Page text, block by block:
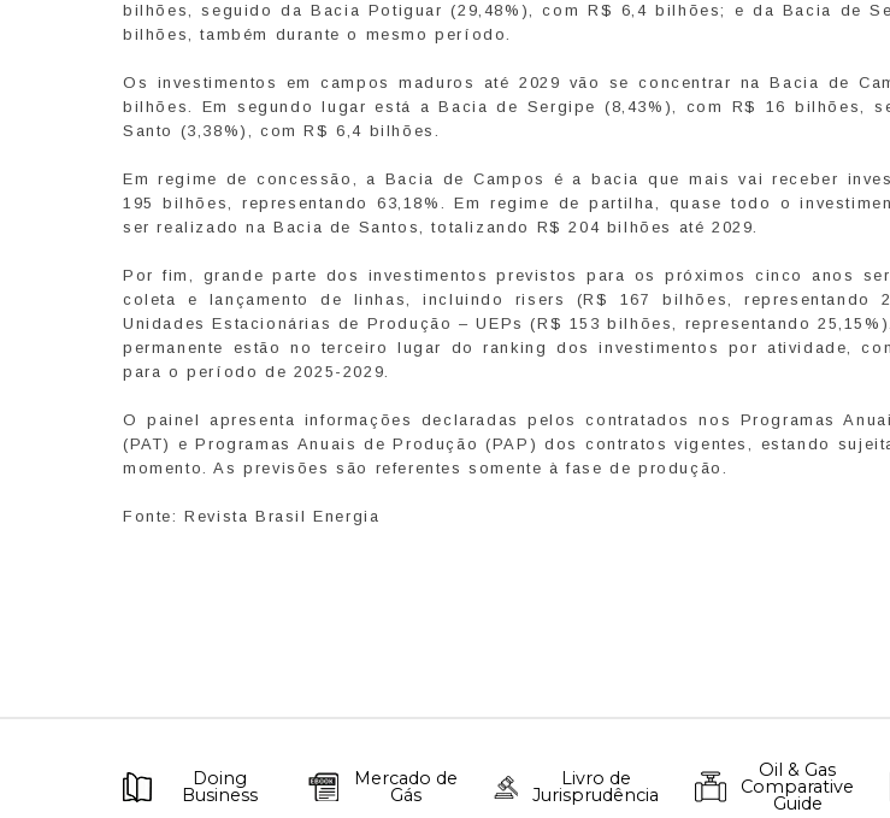
bilhões, seguido da Bacia Potiguar (29,48%), com R$ 6,4 bilhões; e da Bacia de
bilhões, também durante o mesmo período.
Os investimentos em campos maduros até 2029 vão se concentrar na Bacia de
bilhões. Em segundo lugar está a Bacia de Sergipe (8,43%), com R$ 16 bilhões,
Santo (3,38%), com R$ 6,4 bilhões.
Em regime de concessão, a Bacia de Campos é a bacia que mais vai receber
195 bilhões, representando 63,18%. Em regime de partilha, quase todo o
ser realizado na Bacia de Santos, totalizando R$ 204 bilhões até 2029.
Por fim, grande parte dos investimentos previstos para os próximos cinco anos
coleta e lançamento de linhas, incluindo risers (R$ 167 bilhões, representando
Unidades Estacionárias de Produção – UEPs (R$ 153 bilhões, representando
permanente estão no terceiro lugar do ranking dos investimentos por atividade,
para o período de 2025-2029.
O painel apresenta informações declaradas pelos contratados nos Programas
(PAT) e Programas Anuais de Produção (PAP) dos contratos vigentes, estando
momento. As previsões são referentes somente à fase de produção.
Fonte: Revista Brasil Energia
Doing
Business
Mercado de
Gás
Livro de
Jurisprudência
Oil & Gas
Comparative
Guide